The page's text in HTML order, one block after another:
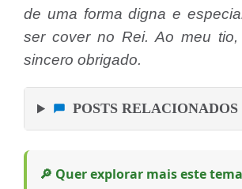
de uma forma digna e
ser cover no Rei. Ao meu
sincero obrigado.
POSTS RELACIONADOS
🔎 Quer explorar mais este